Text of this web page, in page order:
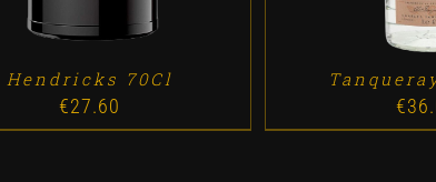
Hendricks 70Cl
€27.60 €